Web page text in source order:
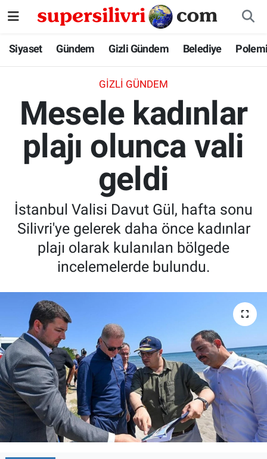
Siyaset Gündem Gizli Gündem Belediye
GIZLI GÜNDEM
Mesele kadınlar
plajı olunca vali
geldi
İstanbul Valisi Davut Gül, hafta sonu
Silivri'ye gelerek daha önce kadınlar
plajı olarak kulanılan bölgede
incelemelerde bulundu.
Siyaset
Gizli Gündem
Belediye
Polemik
İstanbul Nöbetçi Eczaneler
İstanbul Hava Durumu
İstanbul Namaz Vakitleri
İstanbul Trafik Yoğunluk Haritası
Süper Lig Puan Durumu ve Fikstür
Tüm Manşetler
Son Dakika Haberleri
Haber Arşivi